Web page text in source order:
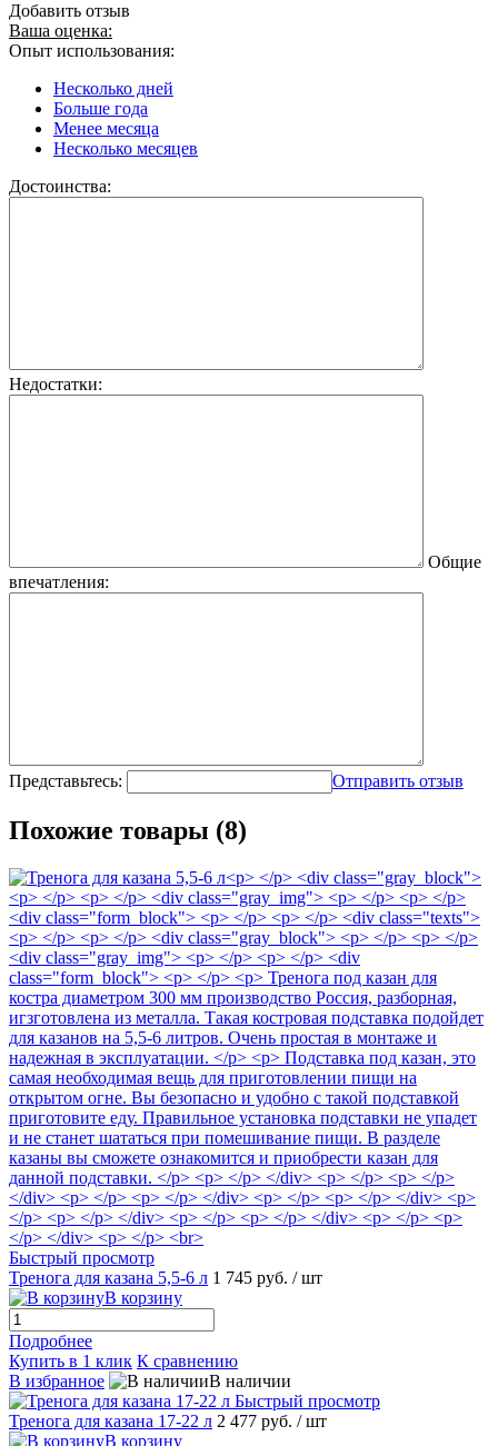
Добавить отзыв
Ваша оценка:
Опыт использования:
Несколько дней
Больше года
Менее месяца
Несколько месяцев
Достоинства:
Недостатки:
Общие
впечатления:
Представьтесь: Отправить отзыв
Похожие товары (8)
Быстрый просмотр
Тренога для казана 5,5-6 л 1 745 руб. / шт
В корзину
Подробнее
Купить в 1 клик К сравнению
В избранное
В наличии
Быстрый просмотр
Тренога для казана 17-22 л 2 477 руб. / шт
В корзину